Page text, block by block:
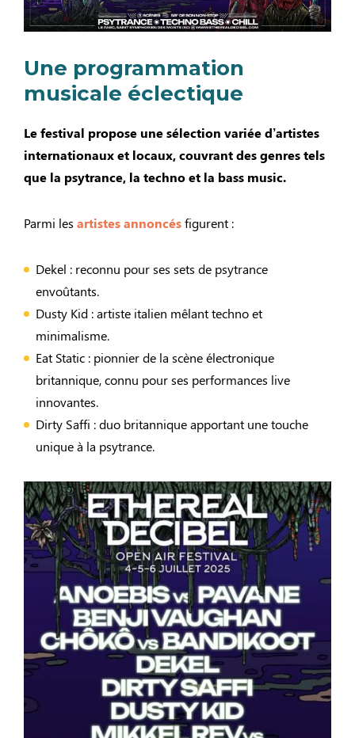
Une programmation
musicale éclectique
Le festival propose une sélection variée d’artistes
internationaux et locaux, couvrant des genres tels
que la psytrance, la techno et la bass music.
Parmi les artistes annoncésfigurent :​
Dekel : reconnu pour ses sets de psytrance
envoûtants. ​
Dusty Kid : artiste italien mêlant techno et
minimalisme. ​
Eat Static : pionnier de la scène électronique
britannique, connu pour ses performances live
innovantes. ​
Dirty Saffi : duo britannique apportant une touche
unique à la psytrance. ​